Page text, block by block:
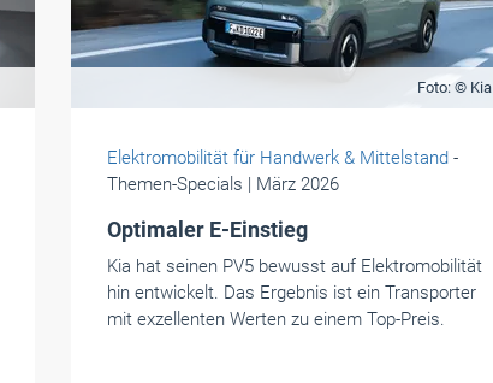
Foto: © Kia
Elektromobilität für Handwerk & Mittelstand -
Themen-Specials | März 2026
Optimaler E-Einstieg
Kia hat seinen PV5 bewusst auf Elektromobilität
hin entwickelt. Das Ergebnis ist ein Transporter
mit exzellenten Werten zu einem Top-Preis.